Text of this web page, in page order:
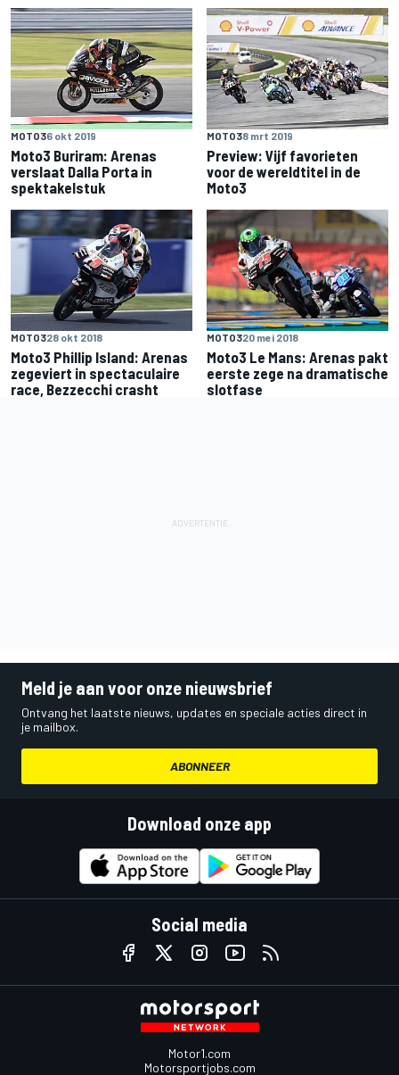
MOTO36 okt 2019
Moto3 Buriram: Arenas
verslaat Dalla Porta in
spektakelstuk
MOTO38 mrt 2019
Preview: Vijf favorieten
voor de wereldtitel in de
Moto3
MOTO328 okt 2018
Moto3 Phillip Island: Arenas
zegeviert in spectaculaire
race, Bezzecchi crasht
MOTO320 mei 2018
Moto3 Le Mans: Arenas pakt
eerste zege na dramatische
slotfase
Meld je aan voor onze nieuwsbrief
Ontvang het laatste nieuws, updates en speciale acties direct in
je mailbox.
ABONNEER
Download onze app
Social media
Motor1.com
Motorsportjobs.com